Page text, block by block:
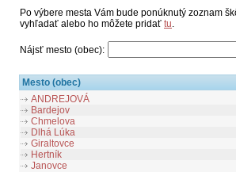
Po výbere mesta Vám bude ponúknutý zoznam
vyhľadať alebo ho môžete pridať tu
Nájsť mesto (obec):
Mesto (obec)
ANDREJOVÁ
Bardejov
Chmelova
Dlhá Lúka
Giraltovce
Hertník
Janovce